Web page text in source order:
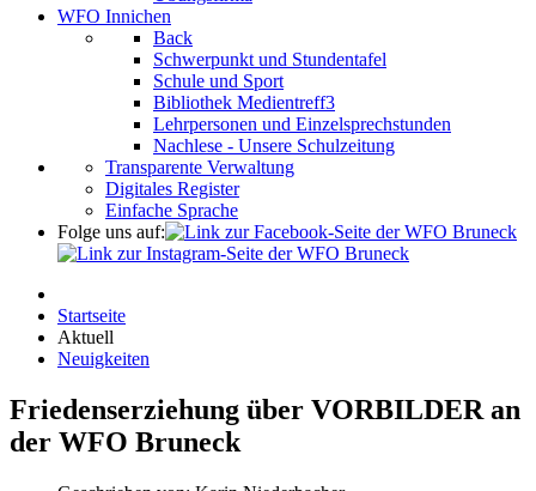
WFO Innichen
Back
Schwerpunkt und Stundentafel
Schule und Sport
Bibliothek Medientreff3
Lehrpersonen und Einzelsprechstunden
Nachlese - Unsere Schulzeitung
Transparente Verwaltung
Digitales Register
Einfache Sprache
Folge uns auf:
Startseite
Aktuell
Neuigkeiten
Friedenserziehung über VORBILDER an
der WFO Bruneck